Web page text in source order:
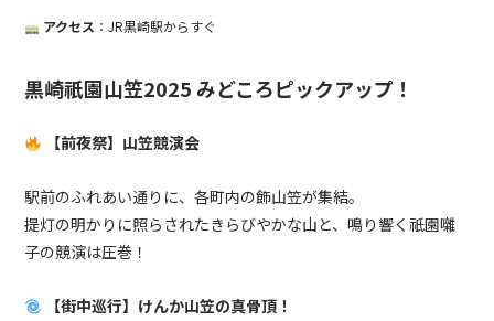
アクセス ：JR黒崎駅からすぐ
黒崎祇園山笠2025 みどころピックアップ！
【前夜祭】山笠競演会
駅前のふれあい通りに、各町内の飾山笠が集結。
提灯の明かりに照らされたきらびやかな山と、鳴り響く祇園囃
子の競演は圧巻！
【街中巡行】けんか山笠の真骨頂！